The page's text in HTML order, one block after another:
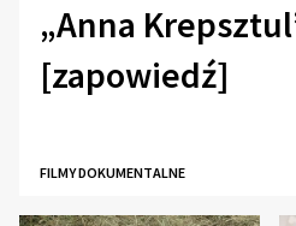
„Anna
[zapowiedź]
FILMY DOKUMENTALNE